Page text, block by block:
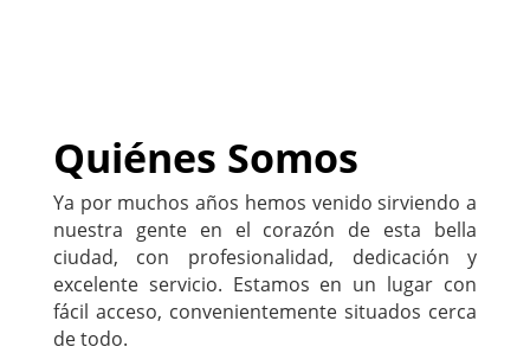
Quiénes Somos
Ya por muchos años hemos venido sirviendo a
nuestra gente en el corazón de esta bella
ciudad, con profesionalidad, dedicación y
excelente servicio. Estamos en un lugar con
fácil acceso, convenientemente situados cerca
de todo.